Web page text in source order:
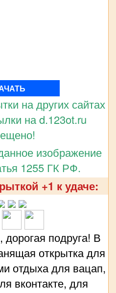
на других сайтах
на d.123ot.ru
изображение
1255 ГК РФ.
+1 к удаче:
подруга! В
открытка для
отдыха для вацап,
вконтакте, для